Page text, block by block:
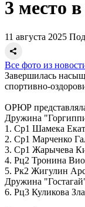
3 место
11 августа 2025
Все фото из
Завершилась
спортивно-
ОРЮР
Дружина
1. Ср1 Шамека
2. Ср1 Марченко
3. Ср1 Жарычева
4. Рц2 Тронина
5. Рк2 Жигулин
Дружина
6. Рц3 Куликова